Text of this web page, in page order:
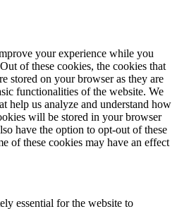
your experience while you
of these cookies, the cookies that
stored on your browser as they are
functionalities of the website. We
help us analyze and understand how
will be stored in your browser
have the option to opt-out of these
of these cookies may have an effect
essential for the website to